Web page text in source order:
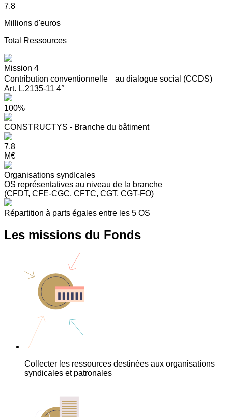
7.8
Millions d'euros
Total Ressources
Mission 4
Contribution conventionnelle au dialogue social (CCDS)
Art. L.2135-11 4°
100%
CONSTRUCTYS - Branche du bâtiment
7.8
M€
Organisations syndIcales
OS représentatives au niveau de la branche
(CFDT, CFE-CGC, CFTC, CGT, CGT-FO)
Répartition à parts égales entre les 5 OS
Les missions du Fonds
Collecter les ressources destinées aux organisations
syndicales et patronales